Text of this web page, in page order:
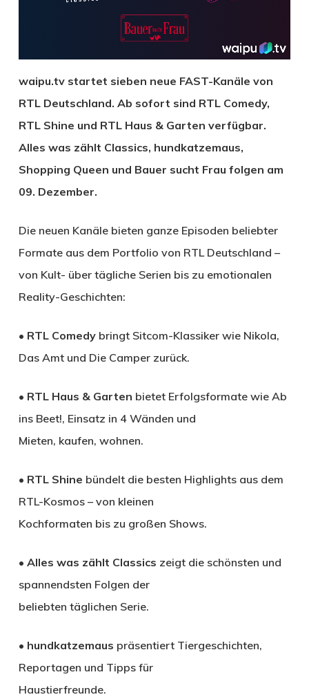
waipu.tv startet sieben neue FAST-Kanäle von
RTL Deutschland. Ab sofort sind RTL Comedy,
RTL Shine und RTL Haus & Garten verfügbar.
Alles was zählt Classics, hundkatzemaus,
Shopping Queen und Bauer sucht Frau folgen am
09. Dezember.
Die neuen Kanäle bieten ganze Episoden beliebter
Formate aus dem Portfolio von RTL Deutschland –
von Kult- über tägliche Serien bis zu emotionalen
Reality-Geschichten:
• RTL Comedybringt Sitcom-Klassiker wie Nikola,
Das Amt und Die Camper zurück.
• RTL Haus & Garten bietet Erfolgsformate wie Ab
ins Beet!, Einsatz in 4 Wänden und
Mieten, kaufen, wohnen.
• RTL Shine bündelt die besten Highlights aus dem
RTL-Kosmos – von kleinen
Kochformaten bis zu großen Shows.
• Alles was zählt Classics zeigt die schönsten und
spannendsten Folgen der
beliebten täglichen Serie.
• hundkatzemaus präsentiert Tiergeschichten,
Reportagen und Tipps für
Haustierfreunde.